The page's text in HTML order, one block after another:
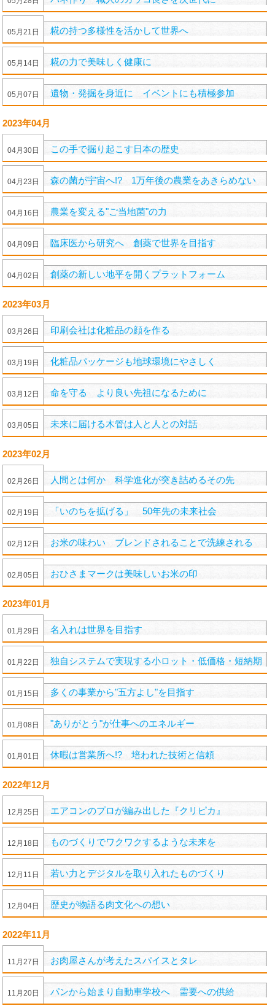
05 月 21 日 糀の持つ多様性を活かして世界へ
05 月 14日 糀の力で美味しく健康に
05 月 07 日 遺物・発掘を身近に イベントにも積極参加
2023年04月
04月 30日 この手で掘り起こす日本の歴史
04月 23 日 森の菌が宇宙へ!? 1万年後の農業をあきらめない
04月 16 日 農業を変える"ご当地菌"の力
04月 09 日 臨床医から研究へ 創薬で世界を目指す
04月 02 日 創薬の新しい地平を開くプラットフォーム
2023年03月
03 月 26 日 印刷会社は化粧品の顔を作る
03 月 19 日 化粧品パッケージも地球環境にやさしく
03 月 12 日 命を守る より良い先祖になるために
03 月 05 日 未来に届ける木管は人と人との対話
2023年02月
02 月 26 日 人間とは何か 科学進化が突き詰めるその先
02 月 19 日 「いのちを拡げる」 50年先の未来社会
02 月 12 日 お米の味わい ブレンドされることで洗練される
02 月 05 日 おひさまマークは美味しいお米の印
2023年01月
01 月 29 日 名入れは世界を目指す
01 月 22 日 独自システムで実現する小ロット・低価格・短納期
01 月 15 日 多くの事業から"五方よし"を目指す
01 月 08 日 "ありがとう"が仕事へのエネルギー
01 月 01 日 休暇は営業所へ!? 培われた技術と信頼
2022年12月
12 月 25 日 エアコンのプロが編み出した『クリピカ』
12 月 18 日 ものづくりでワクワクするような未来を
12 月 11 日 若い力とデジタルを取り入れたものづくり
12 月 04日 歴史が物語る肉文化への想い
2022年11月
11 月 27 日 お肉屋さんが考えたスパイスとタレ
11 月 20日 パンから始まり自動車学校へ 需要への供給